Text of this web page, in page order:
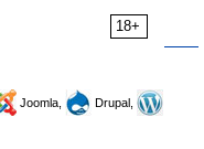
18+
Joomla,
Drupal,